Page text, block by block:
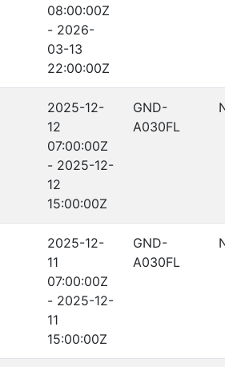
08:00:00Z
- 2026-
03-13
22:00:00Z
2025-12-
12
07:00:00Z
- 2025-12-
12
15:00:00Z
GND-
A030FL
2025-12-
11
07:00:00Z
- 2025-12-
11
15:00:00Z
GND-
A030FL